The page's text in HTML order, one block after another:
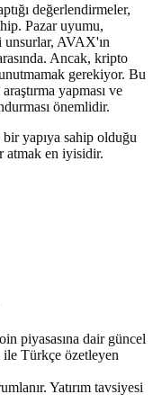
değerlendirmeler,
Pazar uyumu,
unsurlar, AVAX'ın
Ancak, kripto
gerekiyor. Bu
yapması ve
önemlidir.
yapıya sahip olduğu
atmak en iyisidir.
piyasasına dair güncel
Türkçe özetleyen
Yatırım tavsiyesi